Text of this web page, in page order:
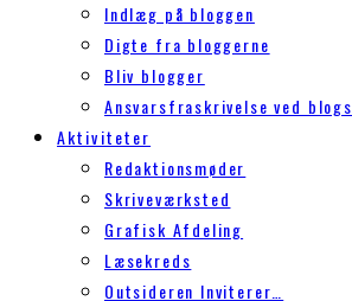
Indlæg på bloggen
Digte fra bloggerne
Bliv blogger
Ansvarsfraskrivelse ved blogs
Aktiviteter
Redaktionsmøder
Skriveværksted
Grafisk Afdeling
Læsekreds
Outsideren Inviterer…